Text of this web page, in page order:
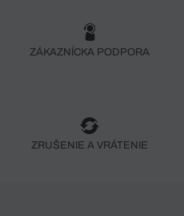
ZÁKAZNÍCKA PODPORA
ZRUŠENIE A VRÁTENIE